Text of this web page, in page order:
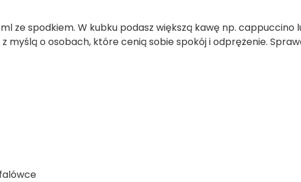
ze spodkiem. W kubku podasz większą kawę np.
myślą o osobach, które cenią sobie spokój i odprężenie.